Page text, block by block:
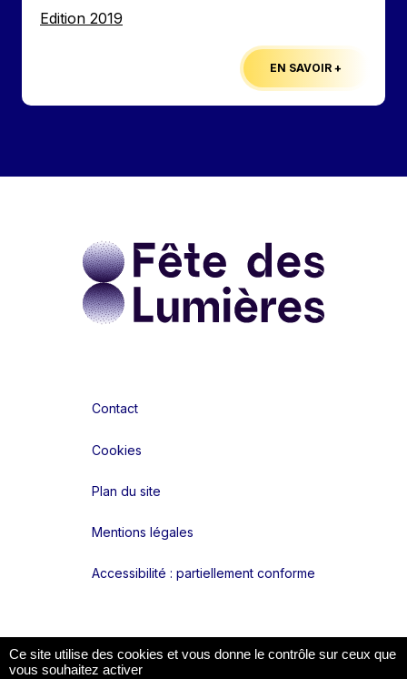
Edition
Edition 2019
EN SAVOIR +
Liens réseaux
Contact
Cookies
Plan du site
Mentions légales
Accessibilité : partiellement conforme
Ce site utilise des cookies et vous donne le contrôle sur ceux que
vous souhaitez activer